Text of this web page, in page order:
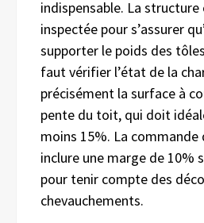
indispensable. La
inspectée pour s’assurer
supporter le poids des
faut vérifier l’état de la
précisément la surface à
pente du toit, qui doit
moins 15%. La
inclure une marge de 10%
pour tenir compte des
chevauchements.